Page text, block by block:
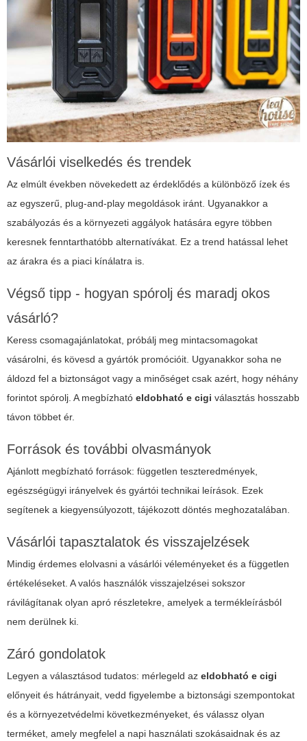
Vásárlói viselkedés és trendek
Az elmúlt években növekedett az érdeklődés a különböző ízek és
az egyszerű, plug-and-play megoldások iránt. Ugyanakkor a
szabályozás és a környezeti aggályok hatására egyre többen
keresnek fenntarthatóbb alternatívákat. Ez a trend hatással lehet
az árakra és a piaci kínálatra is.
Végső tipp - hogyan spórolj és maradj okos
vásárló?
Keress csomagajánlatokat, próbálj meg mintacsomagokat
vásárolni, és kövesd a gyártók promócióit. Ugyanakkor soha ne
áldozd fel a biztonságot vagy a minőséget csak azért, hogy néhány
forintot spórolj. A megbízható eldobható e cigi választás hosszabb
távon többet ér.
Források és további olvasmányok
Ajánlott megbízható források: független teszteredmények,
egészségügyi irányelvek és gyártói technikai leírások. Ezek
segítenek a kiegyensúlyozott, tájékozott döntés meghozatalában.
Vásárlói tapasztalatok és visszajelzések
Mindig érdemes elolvasni a vásárlói véleményeket és a független
értékeléseket. A valós használók visszajelzései sokszor
rávilágítanak olyan apró részletekre, amelyek a termékleírásból
nem derülnek ki.
Záró gondolatok
Legyen a választásod tudatos: mérlegeld az eldobható e cigi
előnyeit és hátrányait, vedd figyelembe a biztonsági szempontokat
és a környezetvédelmi következményeket, és válassz olyan
terméket, amely megfelel a napi használati szokásaidnak és az